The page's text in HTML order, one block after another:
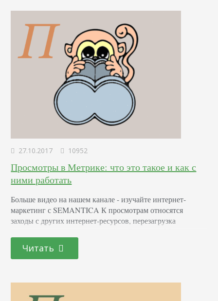
27.10.2017 10952
Просмотры в Метрике: что это такое и как с
ними работать
Больше видео на нашем канале - изучайте интернет-
маркетинг с SEMANTICA К просмотрам относятся
заходы с других интернет-ресурсов, перезагрузка
указано, что не засчитываются посетители, которые
просматривали страницу меньше 15 секунд. В среде
или получение файла с сервера. Если вам не все…
Читать